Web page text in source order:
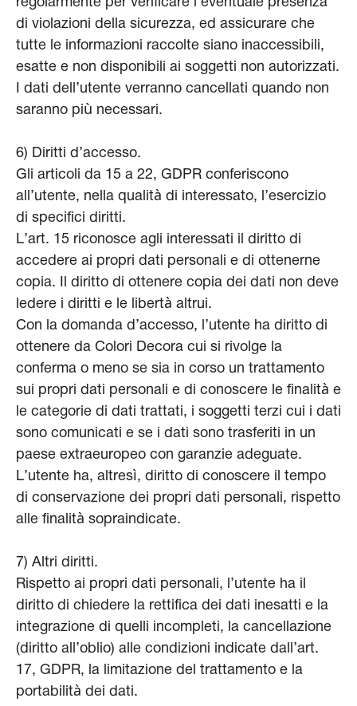
regolarmente per verificare l’eventuale presenza
di violazioni della sicurezza, ed assicurare che
tutte le informazioni raccolte siano inaccessibili,
esatte e non disponibili ai soggetti non autorizzati.
I dati dell’utente verranno cancellati quando non
saranno più necessari.
6) Diritti d’accesso.
Gli articoli da 15 a 22, GDPR conferiscono
all’utente, nella qualità di interessato, l’esercizio
di specifici diritti.
L’art. 15 riconosce agli interessati il diritto di
accedere ai propri dati personali e di ottenerne
copia. Il diritto di ottenere copia dei dati non deve
ledere i diritti e le libertà altrui.
Con la domanda d’accesso, l’utente ha diritto di
ottenere da Colori Decora cui si rivolge la
conferma o meno se sia in corso un trattamento
sui propri dati personali e di conoscere le finalità e
le categorie di dati trattati, i soggetti terzi cui i dati
sono comunicati e se i dati sono trasferiti in un
paese extraeuropeo con garanzie adeguate.
L’utente ha, altresì, diritto di conoscere il tempo
di conservazione dei propri dati personali, rispetto
alle finalità sopraindicate.
7) Altri diritti.
Rispetto ai propri dati personali, l’utente ha il
diritto di chiedere la rettifica dei dati inesatti e la
integrazione di quelli incompleti, la cancellazione
(diritto all’oblio) alle condizioni indicate dall’art.
17, GDPR, la limitazione del trattamento e la
portabilità dei dati.